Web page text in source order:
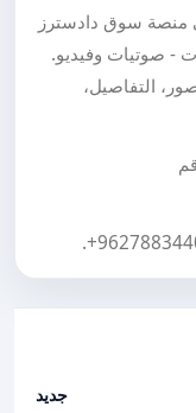
منصة سوق دادسترز
- صوتيات وفيديو.
التفاصيل،
.
جديد